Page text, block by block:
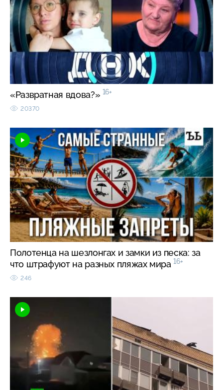
«Развратная вдова?» 16+
20370
Полотенца на шезлонгах и замки из песка: за
что штрафуют на разных пляжах мира 16+
246